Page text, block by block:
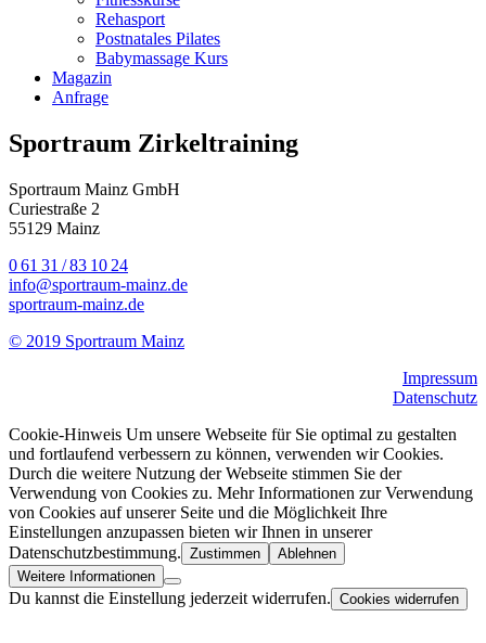
Rehasport
Postnatales Pilates
Babymassage Kurs
Magazin
Anfrage
Sportraum Zirkeltraining
Sportraum Mainz GmbH
Curiestraße 2
55129 Mainz
0 61 31 / 83 10 24
info@sportraum-mainz.de
sportraum-mainz.de
© 2019 Sportraum Mainz
Impressum
Datenschutz
Cookie-Hinweis Um unsere Webseite für Sie optimal zu gestalten
und fortlaufend verbessern zu können, verwenden wir Cookies.
Durch die weitere Nutzung der Webseite stimmen Sie der
Verwendung von Cookies zu. Mehr Informationen zur Verwendung
von Cookies auf unserer Seite und die Möglichkeit Ihre
Einstellungen anzupassen bieten wir Ihnen in unserer
Datenschutzbestimmung. Zustimmen
Ablehnen
Weitere Informationen
Du kannst die Einstellung jederzeit widerrufen. Cookies widerrufen